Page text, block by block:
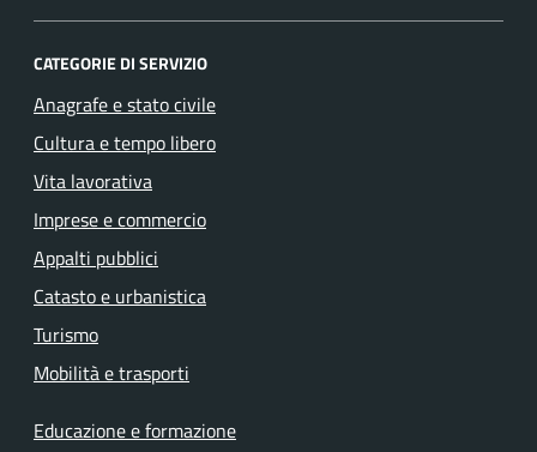
CATEGORIE DI SERVIZIO
Anagrafe e stato civile
Cultura e tempo libero
Vita lavorativa
Imprese e commercio
Appalti pubblici
Catasto e urbanistica
Turismo
Mobilità e trasporti
Educazione e formazione